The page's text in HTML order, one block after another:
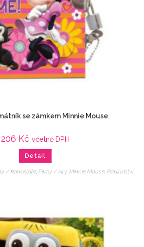
se zámkem Minnie Mouse
206 Kč včetně DPH
Detail
/ kanceláře, Filmy / Hry, Minnie Mouse, Papírnictví